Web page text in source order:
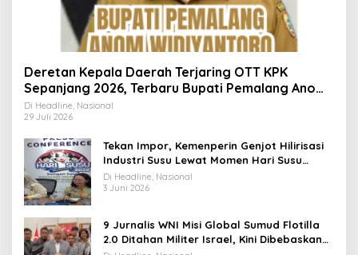
Deretan Kepala Daerah Terjaring OTT KPK
Sepanjang 2026, Terbaru Bupati Pemalang Anom
Widiyantoro
Di Headline, Nasional
29 Juli 2026
Tekan Impor, Kemenperin Genjot Hilirisasi
Industri Susu Lewat Momen Hari Susu
Nusantara 2026
Di Headline, Nasional
3 Juni 2026
9 Jurnalis WNI Misi Global Sumud Flotilla
2.0 Ditahan Militer Israel, Kini Dibebaskan